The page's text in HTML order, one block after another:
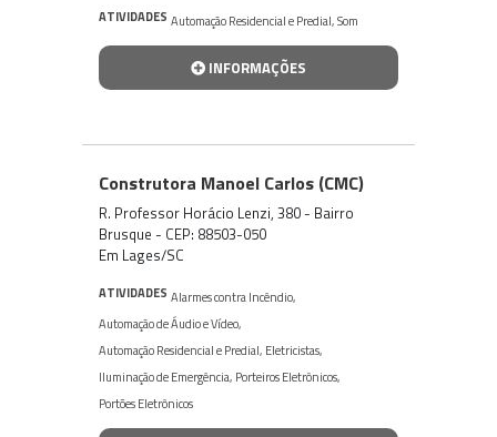
ATIVIDADES Automação Residencial e Predial,Som
INFORMAÇÕES
Construtora Manoel Carlos (CMC)
R. Professor Horácio Lenzi, 380 - Bairro
Brusque - CEP: 88503-050
Em Lages/SC
ATIVIDADES Alarmes contra Incêndio,
Automação de Áudio e Vídeo,
Automação Residencial e Predial, Eletricistas,
Iluminação de Emergência, Porteiros Eletrônicos,
Portões Eletrônicos